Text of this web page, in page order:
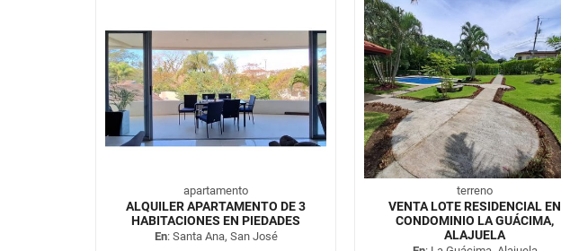
apartamento
ALQUILER APARTAMENTO DE 3
HABITACIONES EN PIEDADES
En: Santa Ana, San José
terreno
VENTA LOTE RESIDENCIAL EN
CONDOMINIO LA GUÁCIMA,
ALAJUELA